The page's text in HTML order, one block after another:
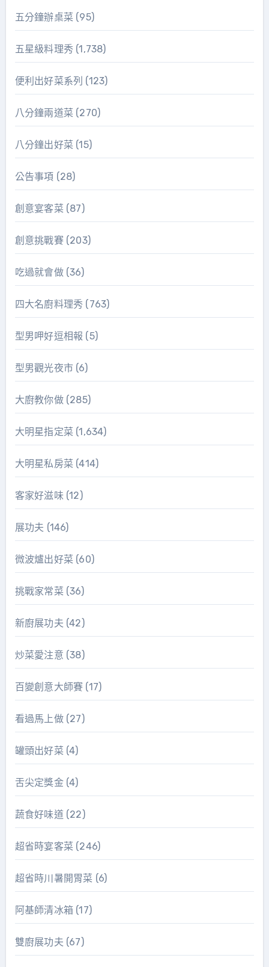
五分鐘辦桌菜 (95)
五星級料理秀(1,738)
便利出好菜系列 (123)
八分鐘兩道菜 (270)
八分鐘出好菜 (15)
公告事項 (28)
創意宴客菜 (87)
創意挑戰賽(203)
吃過就會做(36)
四大名廚料理秀 (763)
型男呷好逗相報 (5)
型男觀光夜市(6)
大廚教你做(285)
大明星指定菜 (1,634)
大明星私房菜 (414)
客家好滋味(12)
展功夫 (146)
微波爐出好菜 (60)
挑戰家常菜 (36)
新廚展功夫 (42)
炒菜愛注意 (38)
百變創意大師賽 (17)
看過馬上做(27)
罐頭出好菜 (4)
舌尖定獎金(4)
蔬食好味道 (22)
超省時宴客菜 (246)
超省時川暑開胃菜 (6)
阿基師清冰箱(17)
雙廚展功夫 (67)